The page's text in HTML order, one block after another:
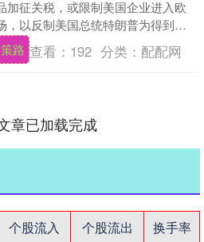
加征关税，或限制美国企业进入欧
，以反制美国总统特朗普为得到格
而对欧洲8国加征关税。这份关税清
就已....
路 查看： 192 分类： 配配网
章已加载完成
个股流入 个股流出
换手率